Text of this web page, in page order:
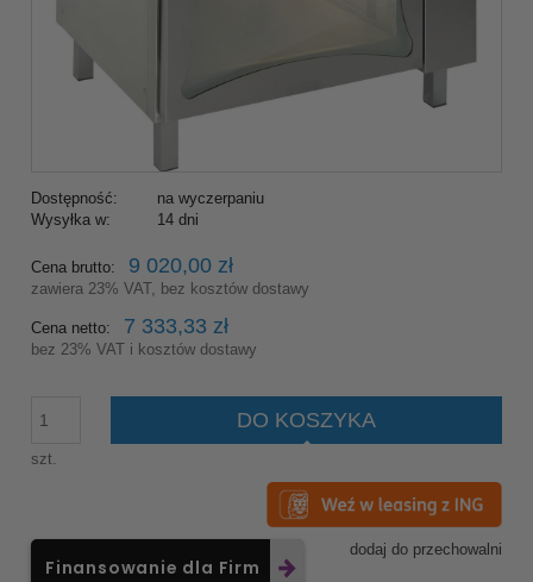
Dostępność:
na wyczerpaniu
Wysyłka w:
14 dni
Cena brutto: 9 020,00 zł
zawiera 23% VAT, bez kosztów dostawy
Cena netto: 7 333,33 zł
bez 23% VAT i kosztów dostawy
szt.
DO KOSZYKA
dodaj do przechowalni
Finansowanie dla Firm